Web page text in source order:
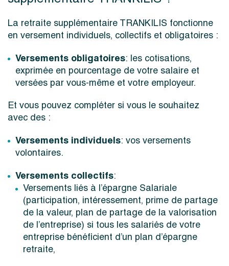
La retraite supplémentaire TRANKILIS fonctionne
en versement individuels, collectifs et obligatoires :
Versements obligatoires: les cotisations,
exprimée en pourcentage de votre salaire et
versées par vous-même et votre employeur.
Et vous pouvez compléter si vous le souhaitez
avec des :
Versements individuels: vos versements
volontaires.
Versements collectifs:
Versements liés à l’épargne Salariale
(participation, intéressement, prime de partage
de la valeur, plan de partage de la valorisation
de l’entreprise) si tous les salariés de votre
entreprise bénéficient d’un plan d’épargne
retraite,